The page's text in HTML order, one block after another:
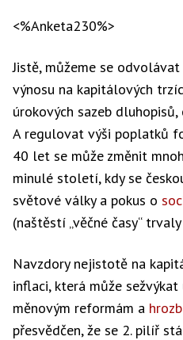
<%Anketa230%>
Jistě, můžeme se
výnosu na kapitálových
úrokových sazeb
A regulovat výši poplatků
40 let se může změnit
minulé století, kdy se
světové války a pokus o
(naštěstí „věčné časy“
Navzdory nejistotě na
inflaci, která může
měnovým reformám a
přesvědčen, že se 2. pilíř